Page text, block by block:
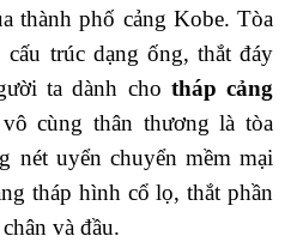
thành phố cảng Kobe. Tòa
cấu trúc dạng ống, thắt đáy
ta dành cho tháp cảng
cùng thân thương là tòa
nét uyển chuyển mềm mại
tháp hình cổ lọ, thắt phần
và đầu.